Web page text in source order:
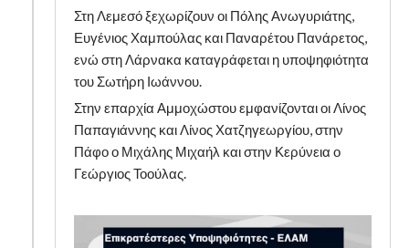
Στη Λεμεσό ξεχωρίζουν οι Πόλης Ανωγυριάτης,
Ευγένιος Χαμπούλας και Παναρέτου Πανάρετος,
ενώ στη Λάρνακα καταγράφεται η υποψηφιότητα
του Σωτήρη Ιωάννου.
Στην επαρχία Αμμοχώστου εμφανίζονται οι Λίνος
Παπαγιάννης και Λίνος Χατζηγεωργίου, στην
Πάφο ο Μιχάλης Μιχαήλ και στην Κερύνεια ο
Γεώργιος Τοούλας.